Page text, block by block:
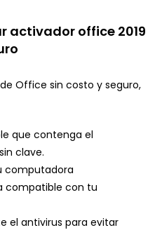
activador office 2019
Office sin costo y seguro,
que contenga el
clave.
computadora
compatible con tu
el antivirus para evitar